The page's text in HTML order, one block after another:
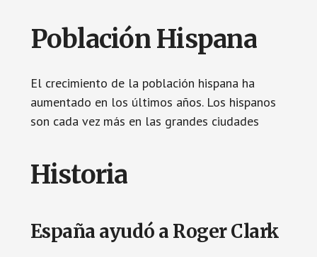
Población Hispana
El crecimiento de la población hispana ha
aumentado en los últimos años. Los hispanos
son cada vez más en las grandes ciudades
Historia
España ayudó a Roger Clark